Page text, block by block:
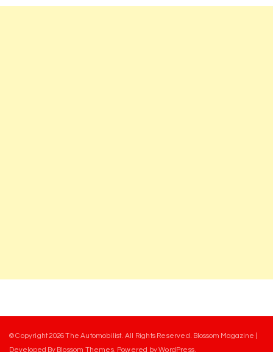
© Copyright 2026The Automobilist. All Rights Reserved. Blossom Magazine |
Developed By Blossom Themes. Powered byWordPress